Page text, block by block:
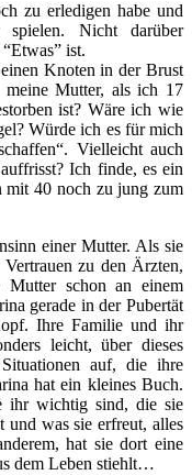
zu erledigen habe und
spielen. Nicht darüber
ist.
Knoten in der Brust
meine Mutter, als ich 17
ist? Wäre ich wie
Würde ich es für mich
Vielleicht auch
Ich finde, es ein
mit 40 noch zu jung zum
einer Mutter. Als sie
zu den Ärzten,
Mutter schon an einem
gerade in der Pubertät
Ihre Familie und ihr
leicht, über dieses
auf, die ihre
hat ein kleines Buch.
ihr wichtig sind, die sie
und was sie erfreut, alles
hat sie dort eine
dem Leben stiehlt…